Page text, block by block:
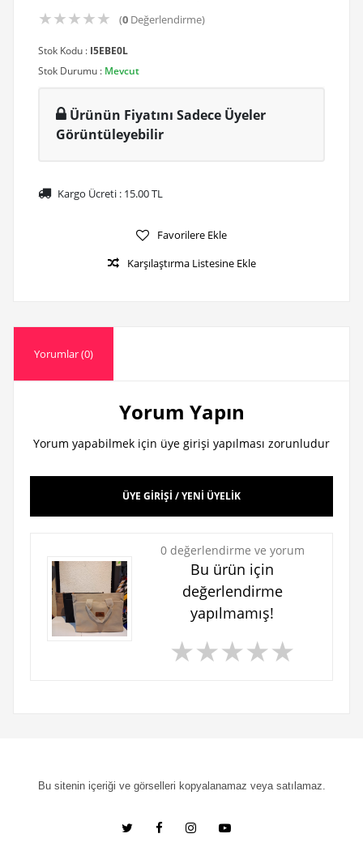
★★★★★ (0Değerlendirme)
Stok Kodu : I5EBE0L
Stok Durumu : Mevcut
Ürünün Fiyatını Sadece Üyeler
Görüntüleyebilir
Kargo Ücreti : 15.00TL
Favorilere Ekle
Karşılaştırma Listesine Ekle
Yorumlar (0)
Yorum Yapın
Yorum yapabilmek için üye girişi yapılması zorunludur
ÜYE GİRİŞİ / YENİ ÜYELİK
0 değerlendirme ve yorum
Bu ürün için
değerlendirme
yapılmamış!
★★★★★
Bu sitenin içeriği ve görselleri kopyalanamaz veya satılamaz.